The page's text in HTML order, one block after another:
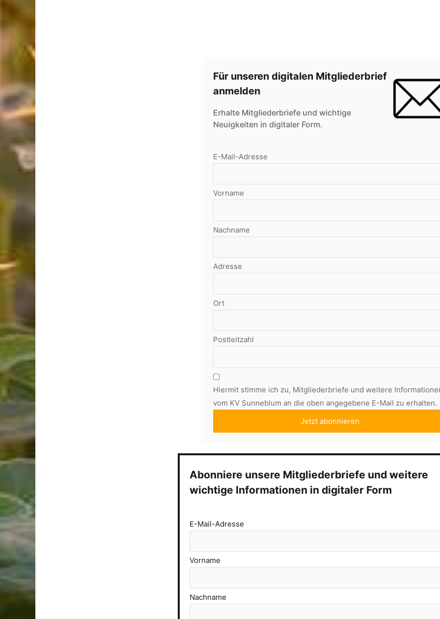
Für unseren digitalen Mitgliederbrief
anmelden
Erhalte Mitgliederbriefe und wichtige
Neuigkeiten in digitaler Form.
E-Mail-Adresse
Vorname
Nachname
Adresse
Ort
Postleitzahl
Hiermit stimme ich zu, Mitgliederbriefe und weitere
vom KV Sunneblum an die oben angegebene E-Mail zu erhalten.
Abonniere unsere Mitgliederbriefe und weitere
wichtige Informationen in digitaler Form
E-Mail-Adresse
Vorname
Nachname